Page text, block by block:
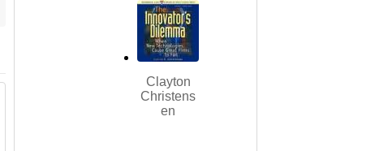
Clayton
Christens
en